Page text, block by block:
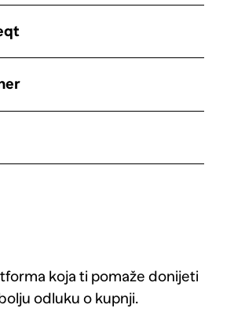
koja ti pomaže donijeti
odluku o kupnji.